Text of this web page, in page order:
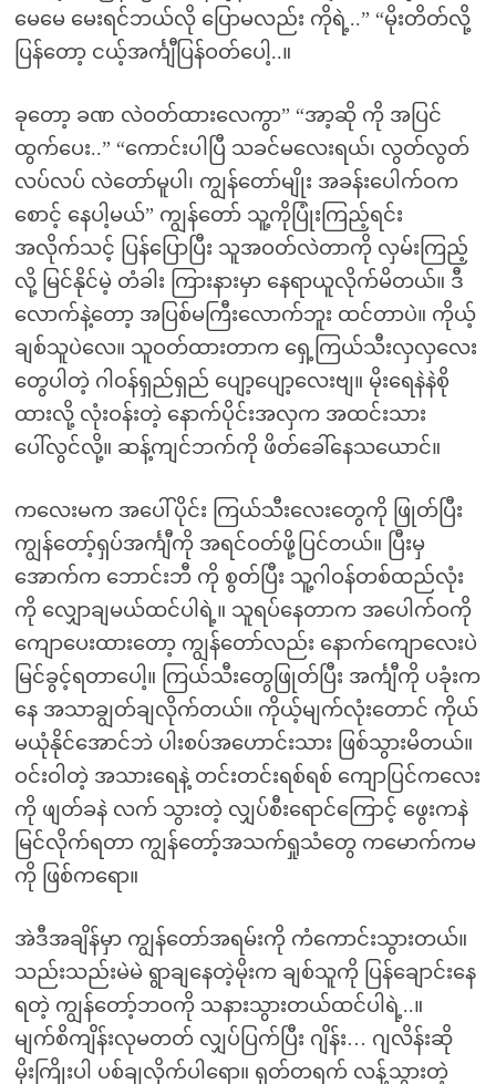
မေမေ မေးရင်ဘယ်လို ပြောမလည်း ကိုရဲ့..” “မိုးတိတ်လို့
ပြန်တော့ ငယ့်အင်္ကျီပြန်ဝတ်ပေါ့..။
ခုတော့ ခဏ လဲဝတ်ထားလေကွာ” “အာ့ဆို ကို အပြင်
ထွက်ပေး..” “ကောင်းပါပြီ သခင်မလေးရယ်၊ လွတ်လွတ်
လပ်လပ် လဲတော်မူပါ၊ ကျွန်တော်မျိုး အခန်းပေါက်ဝက
စောင့် နေပါ့မယ်” ကျွန်တော် သူ့ကိုပြုံးကြည့်ရင်း
အလိုက်သင့် ပြန်ပြောပြီး သူအဝတ်လဲတာကို လှမ်းကြည့်
လို့ မြင်နိုင်မဲ့ တံခါး ကြားနားမှာ နေရာယူလိုက်မိတယ်။ ဒီ
လောက်နဲ့တော့ အပြစ်မကြီးလောက်ဘူး ထင်တာပဲ။ ကိုယ့်
ချစ်သူပဲလေ။ သူဝတ်ထားတာက ရှေ့ကြယ်သီးလှလှလေး
တွေပါတဲ့ ဂါဝန်ရှည်ရှည် ပျော့ပျော့လေးဗျ။ မိုးရေနဲနဲစို
ထားလို့ လုံးဝန်းတဲ့ နောက်ပိုင်းအလှက အထင်းသား
ပေါ်လွင်လို့။ ဆန့်ကျင်ဘက်ကို ဖိတ်ခေါ်နေသယောင်။
ကလေးမက အပေါ်ပိုင်း ကြယ်သီးလေးတွေကို ဖြုတ်ပြီး
ကျွန်တော့်ရှပ်အင်္ကျီကို အရင်ဝတ်ဖို့ပြင်တယ်။ ပြီးမှ
အောက်က ဘောင်းဘီ ကို စွတ်ပြီး သူ့ဂါဝန်တစ်ထည်လုံး
ကို လျှောချမယ်ထင်ပါရဲ့။ သူရပ်နေတာက အပေါက်ဝကို
ကျောပေးထားတော့ ကျွန်တော်လည်း နောက်ကျောလေးပဲ
မြင်ခွင့်ရတာပေါ့။ ကြယ်သီးတွေဖြုတ်ပြီး အင်္ကျီကို ပခုံးက
နေ အသာချွတ်ချလိုက်တယ်။ ကိုယ့်မျက်လုံးတောင် ကိုယ်
မယုံနိုင်အောင်ဘဲ ပါးစပ်အဟောင်းသား ဖြစ်သွားမိတယ်။
ဝင်းဝါတဲ့ အသားရေနဲ့ တင်းတင်းရစ်ရစ် ကျောပြင်ကလေး
ကို ဖျတ်ခနဲ လက် သွားတဲ့ လျှပ်စီးရောင်ကြောင့် ဖွေးကနဲ
မြင်လိုက်ရတာ ကျွန်တော့်အသက်ရှုသံတွေ ကမောက်ကမ
ကို ဖြစ်ကရော။
အဲဒီအချိန်မှာ ကျွန်တော်အရမ်းကို ကံကောင်းသွားတယ်။
သည်းသည်းမဲမဲ ရွာချနေတဲ့မိုးက ချစ်သူကို ပြန်ချောင်းနေ
ရတဲ့ ကျွန်တော့်ဘဝကို သနားသွားတယ်ထင်ပါရဲ့..။
မျက်စိကျိန်းလုမတတ် လျှပ်ပြက်ပြီး ဂျိန်း… ဂျလိန်းဆို
မိုးကြိုးပါ ပစ်ချလိုက်ပါရော။ ရုတ်တရက် လန့်သွားတဲ့